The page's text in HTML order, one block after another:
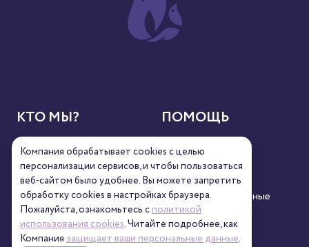
КТО МЫ?
О нас
Новости
Сертификаты
Пресса
Кофейни
ПОМОЩЬ
Контакты
Реквизиты
Полезное
Персональные данные
Пользовательский
контент
Компания обрабатывает cookies с целью
персонализации сервисов, и чтобы пользоваться
веб-сайтом было удобнее. Вы можете запретить
обработку сookies в настройках браузера.
Пожалуйста, ознакомьтесь сполитикой
использования cookies. Читайте подробнее, как
Компания защищает ваши персональные данные.